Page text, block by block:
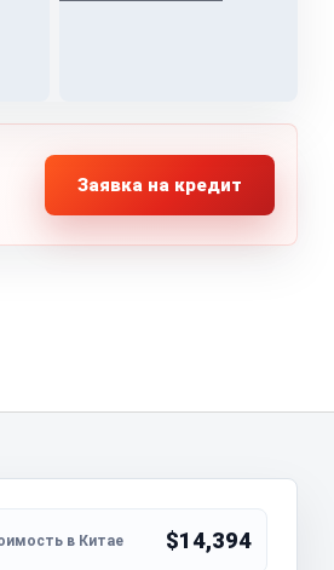
Заявка на кредит
$14,394